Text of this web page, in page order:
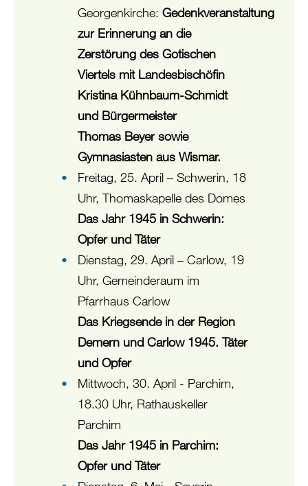
Georgenkirche: Gedenkveranstaltung
zur Erinnerung an die
Zerstörung des Gotischen
Viertels mit Landesbischöfin
Kristina Kühnbaum-Schmidt
und Bürgermeister
Thomas Beyer sowie
Gymnasiasten aus Wismar.
Freitag, 25. April – Schwerin, 18
Uhr, Thomaskapelle des Domes
Das Jahr 1945 in Schwerin:
Opfer und Täter
Dienstag, 29. April – Carlow, 19
Uhr, Gemeinderaum im
Pfarrhaus Carlow
Das Kriegsende in der Region
Demern und Carlow 1945. Täter
und Opfer
Mittwoch, 30. April - Parchim,
18.30 Uhr, Rathauskeller
Parchim
Das Jahr 1945 in Parchim:
Opfer und Täter